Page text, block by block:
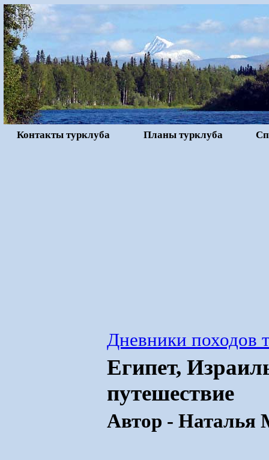
Контакты турклуба Планы турклуба
Дневники походов
Египет,
путешествие
Автор - Наталья